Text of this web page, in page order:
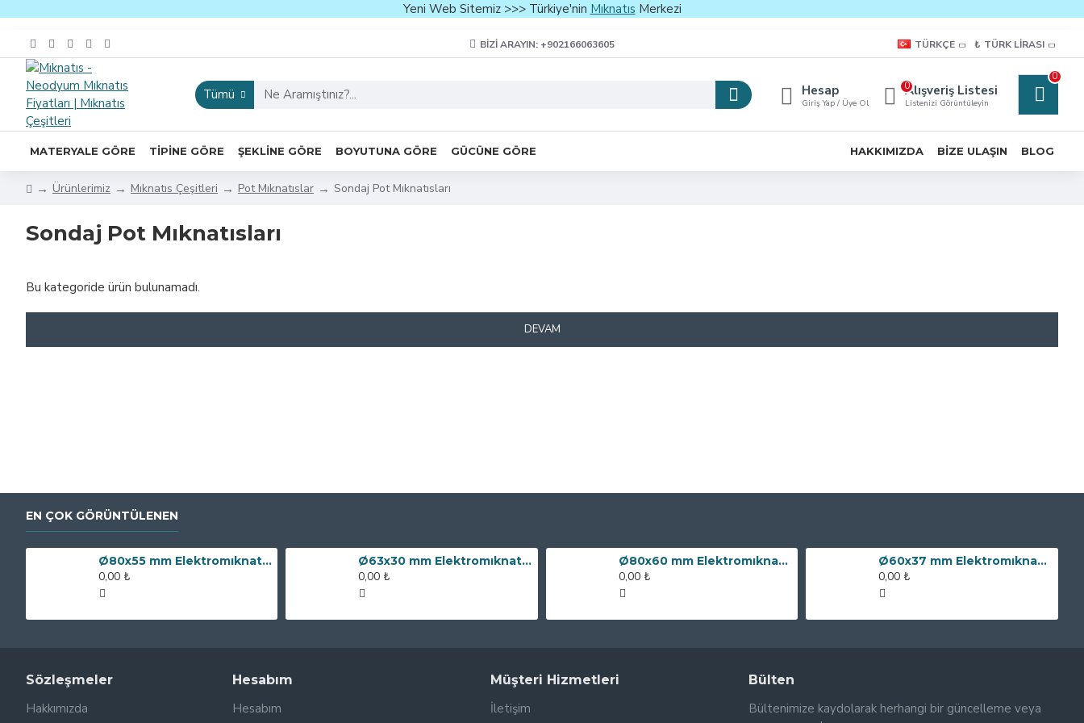
Yeni Web Sitemiz >>> Türkiye'nin Mıknatıs Merkezi
BIZI ARAYIN: +902166063605 TÜRKÇE ₺ TÜRK LIRASI
Tümü Hesap
Giriş Yap / Üye Ol
Alışveriş Listesi
Listenizi Görüntüleyin
0
0
MATERYALE GÖRE TIPINE GÖRE ŞEKLINE GÖRE BOYUTUNA GÖRE GÜCÜNE GÖRE HAKKIMIZDA BIZE ULAŞIN BLOG
Ürünlerimiz Mıknatıs Çeşitleri Pot Mıknatıslar Sondaj Pot Mıknatısları
Sondaj Pot Mıknatısları
Bu kategoride ürün bulunamadı.
DEVAM
EN ÇOK GÖRÜNTÜLENEN
Ø80x55 mm Elektromıknatıs - 250 kg Çekim Gücü
0,00 ₺
Ø63x30 mm Elektromıknatıs - 100 kg Çekim Gücü
0,00 ₺
Ø80x60 mm Elektromıknatıs - 240 kg Çekim Gücü
0,00 ₺
Ø60x37 mm Elektromıknatıs - 100 kg Çekim Gücü
0,00 ₺
Sözleşmeler
Hakkımızda
Hesabım
Hesabım
Müşteri Hizmetleri
İletişim
Bülten
Bültenimize kaydolarak herhangi bir güncelleme veya